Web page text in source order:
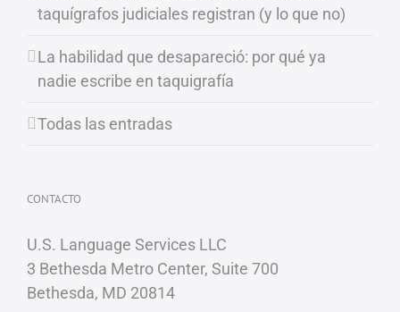
taquígrafos judiciales registran (y lo que no)
La habilidad que desapareció: por qué ya
nadie escribe en taquigrafía
Todas las entradas
CONTACTO
U.S. Language Services LLC
3 Bethesda Metro Center, Suite 700
Bethesda, MD 20814